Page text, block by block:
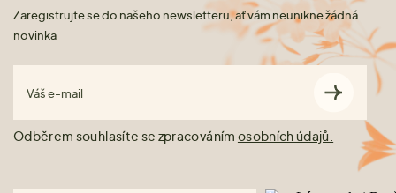
Zaregistrujte se do našeho newsletteru, ať vám neunikne žádná
novinka
Váš e-mail
Odběrem souhlasíte se zpracováním osobních údajů.